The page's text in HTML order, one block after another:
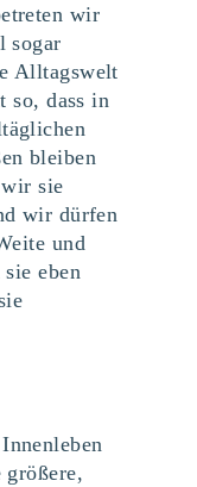
wir
sogar
Alltagswelt
so, dass in
bleiben
wir sie
wir dürfen
und
eben
größere,